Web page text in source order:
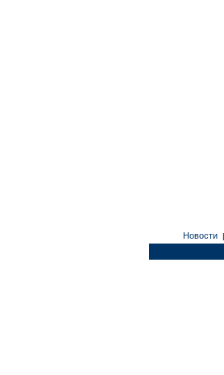
Новости |